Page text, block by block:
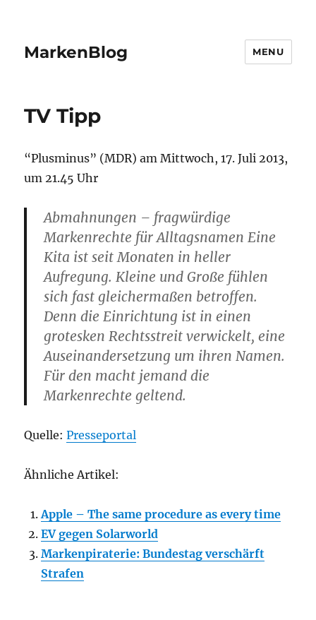
MarkenBlog MENU
TV Tipp
“Plusminus” (MDR) am Mittwoch, 17. Juli 2013,
um 21.45 Uhr
Abmahnungen – fragwürdige
Markenrechte für Alltagsnamen Eine
Kita ist seit Monaten in heller
Aufregung. Kleine und Große fühlen
sich fast gleichermaßen betroffen.
Denn die Einrichtung ist in einen
grotesken Rechtsstreit verwickelt, eine
Auseinandersetzung um ihren Namen.
Für den macht jemand die
Markenrechte geltend.
Quelle:Presseportal
Ähnliche Artikel:
Apple – The same procedure as every time
EV gegen Solarworld
Markenpiraterie: Bundestag verschärft
Strafen